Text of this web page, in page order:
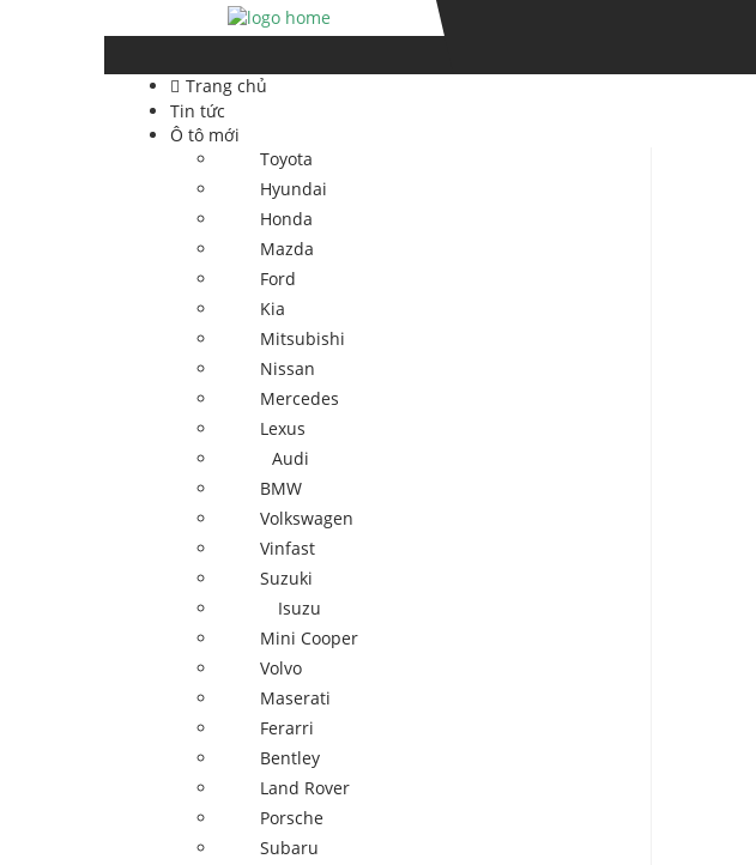
Trang chủ
Tin tức
Ô tô mới
Toyota
Hyundai
Honda
Mazda
Ford
Kia
Mitsubishi
Nissan
Mercedes
Lexus
Audi
BMW
Volkswagen
Vinfast
Suzuki
Isuzu
Mini Cooper
Volvo
Maserati
Ferarri
Bentley
Land Rover
Porsche
Subaru